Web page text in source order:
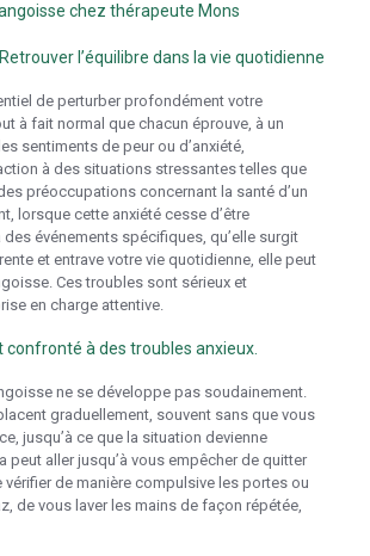
chez thérapeute Mons
l’équilibre dans la vie quotidienne
de perturber profondément votre
à fait normal que chacun éprouve, à un
sentiments de peur ou d’anxiété,
à des situations stressantes telles que
préoccupations concernant la santé d’un
lorsque cette anxiété cesse d’être
des événements spécifiques, qu’elle surgit
et entrave votre vie quotidienne, elle peut
Ces troubles sont sérieux et
en charge attentive.
confronté à des troubles anxieux.
ne se développe pas soudainement.
graduellement, souvent sans que vous
jusqu’à ce que la situation devienne
peut aller jusqu’à vous empêcher de quitter
de manière compulsive les portes ou
de vous laver les mains de façon répétée,